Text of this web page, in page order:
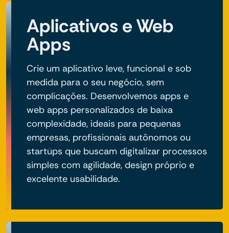
Aplicativos e Web
Apps
Crie um aplicativo leve, funcional e sob
medida para o seu negócio, sem
complicações. Desenvolvemos apps e
web apps personalizados de baixa
complexidade, ideais para pequenas
empresas, profissionais autônomos ou
startups que buscam digitalizar processos
simples com agilidade, design próprio e
excelente usabilidade.